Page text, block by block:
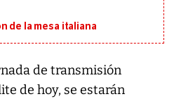
de la mesa italiana
de transmisión
de hoy, se estarán